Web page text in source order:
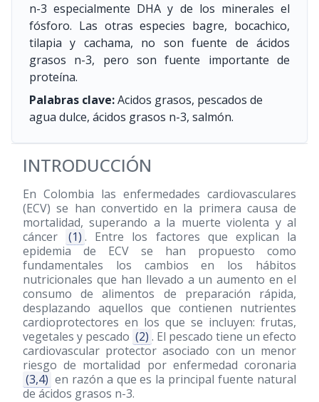
n-3 especialmente DHA y de los minerales el
fósforo. Las otras especies bagre, bocachico,
tilapia y cachama, no son fuente de ácidos
grasos n-3, pero son fuente importante de
proteína.
Palabras clave:Acidos grasos, pescados de
agua dulce, ácidos grasos n-3, salmón.
INTRODUCCIÓN
En Colombia las enfermedades cardiovasculares
(ECV) se han convertido en la primera causa de
mortalidad, superando a la muerte violenta y al
cáncer
(1) . Entre los factores que explican la
epidemia de ECV se han propuesto como
fundamentales los cambios en los hábitos
nutricionales que han llevado a un aumento en el
consumo de alimentos de preparación rápida,
desplazando aquellos que contienen nutrientes
cardioprotectores en los que se incluyen: frutas,
vegetales y pescado (2) . El pescado tiene un efecto
cardiovascular protector asociado con un menor
riesgo de mortalidad por enfermedad coronaria
(3,4) en razón a que es la principal fuente natural
de ácidos grasos n-3.